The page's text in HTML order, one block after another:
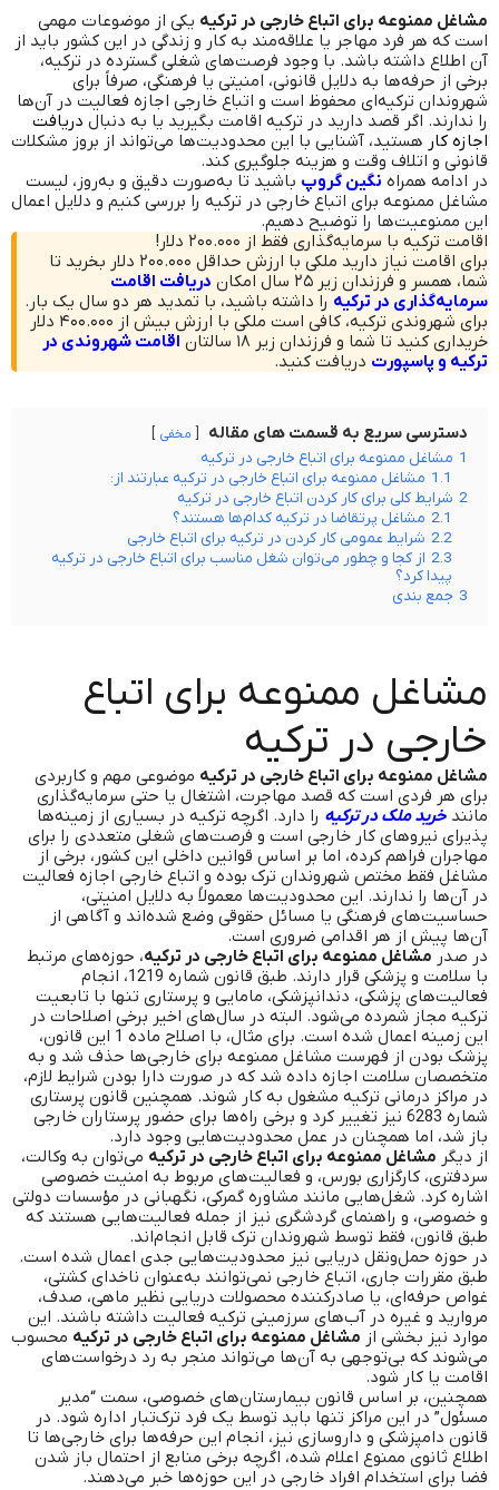
مشاغل ممنوعه برای اتباع خارجی در ترکیه یکی از موضوعات مهمی
است که هر فرد مهاجر یا علاقه‌مند به کار و زندگی در این کشور باید از
آن اطلاع داشته باشد. با وجود فرصت‌های شغلی گسترده در ترکیه،
برخی از حرفه‌ها به دلایل قانونی، امنیتی یا فرهنگی، صرفاً برای
شهروندان ترکیه‌ای محفوظ است و اتباع خارجی اجازه فعالیت در آن‌ها
را ندارند. اگر قصد دارید در ترکیه اقامت بگیرید یا به دنبال دریافت
اجازه کار هستید، آشنایی با این محدودیت‌ها می‌تواند از بروز مشکلات
قانونی و اتلاف وقت و هزینه جلوگیری کند.
در ادامه همراه نگین گروپ باشید تا به‌صورت دقیق و به‌روز، لیست
مشاغل ممنوعه برای اتباع خارجی در ترکیه را بررسی کنیم و دلایل اعمال
این ممنوعیت‌ها را توضیح دهیم.
اقامت ترکیه با سرمایه‌گذاری فقط از ۲۰۰.۰۰۰ دلار!
برای اقامت نیاز دارید ملکی با ارزش حداقل ۲۰۰.۰۰۰ دلار بخرید تا
شما، همسر و فرزندان زیر ۲۵ سال امکان
دریافت اقامت
سرمایه‌گذاری در ترکیه را داشته باشید، با تمدید هر دو سال یک بار.
برای شهروندی ترکیه، کافی است ملکی با ارزش بیش از ۴۰۰.۰۰۰ دلار
خریداری کنید تا شما و فرزندان زیر ۱۸ سالتان
اقامت شهروندی در
ترکیه و پاسپورت دریافت کنید.
دسترسی سریع به قسمت های مقاله مخفی
1 مشاغل ممنوعه برای اتباع خارجی در ترکیه
1.1 مشاغل ممنوعه برای اتباع خارجی در ترکیه عبارتند از:
2 شرایط کلی برای کار کردن اتباع خارجی در ترکیه
2.1 مشاغل پرتقاضا در ترکیه کدام‌ها هستند؟
2.2 شرایط عمومی کار کردن در ترکیه برای اتباع خارجی
2.3 از کجا و چطور می‌توان شغل مناسب برای اتباع خارجی در ترکیه
پیدا کرد؟
3 جمع بندی
مشاغل ممنوعه برای اتباع
خارجی در ترکیه
مشاغل ممنوعه برای اتباع خارجی در ترکیه موضوعی مهم و کاربردی
برای هر فردی است که قصد مهاجرت، اشتغال یا حتی سرمایه‌گذاری
مانند خرید ملک در ترکیه را دارد. اگرچه ترکیه در بسیاری از زمینه‌ها
پذیرای نیروهای کار خارجی است و فرصت‌های شغلی متعددی را برای
مهاجران فراهم کرده، اما بر اساس قوانین داخلی این کشور، برخی از
مشاغل فقط مختص شهروندان ترک بوده و اتباع خارجی اجازه فعالیت
در آن‌ها را ندارند. این محدودیت‌ها معمولاً به دلایل امنیتی،
حساسیت‌های فرهنگی یا مسائل حقوقی وضع شده‌اند و آگاهی از
آن‌ها پیش از هر اقدامی ضروری است.
در صدر مشاغل ممنوعه برای اتباع خارجی در ترکیه، حوزه‌های مرتبط
با سلامت و پزشکی قرار دارند. طبق قانون شماره 1219، انجام
فعالیت‌های پزشکی، دندانپزشکی، مامایی و پرستاری تنها با تابعیت
ترکیه مجاز شمرده می‌شود. البته در سال‌های اخیر برخی اصلاحات در
این زمینه اعمال شده است. برای مثال، با اصلاح ماده 1 این قانون،
پزشک بودن از فهرست مشاغل ممنوعه برای خارجی‌ها حذف شد و به
متخصصان سلامت اجازه داده شد که در صورت دارا بودن شرایط لازم،
در مراکز درمانی ترکیه مشغول به کار شوند. همچنین قانون پرستاری
شماره 6283 نیز تغییر کرد و برخی راه‌ها برای حضور پرستاران خارجی
باز شد، اما همچنان در عمل محدودیت‌هایی وجود دارد.
از دیگر مشاغل ممنوعه برای اتباع خارجی در ترکیه می‌توان به وکالت،
سردفتری، کارگزاری بورس، و فعالیت‌های مربوط به امنیت خصوصی
اشاره کرد. شغل‌هایی مانند مشاوره گمرکی، نگهبانی در مؤسسات دولتی
و خصوصی، و راهنمای گردشگری نیز از جمله فعالیت‌هایی هستند که
طبق قانون، فقط توسط شهروندان ترک قابل انجام‌اند.
در حوزه حمل‌ونقل دریایی نیز محدودیت‌هایی جدی اعمال شده است.
طبق مقررات جاری، اتباع خارجی نمی‌توانند به‌عنوان ناخدای کشتی،
غواص حرفه‌ای، یا صادرکننده محصولات دریایی نظیر ماهی، صدف،
مروارید و غیره در آب‌های سرزمینی ترکیه فعالیت داشته باشند. این
موارد نیز بخشی از مشاغل ممنوعه برای اتباع خارجی در ترکیه محسوب
می‌شوند که بی‌توجهی به آن‌ها می‌تواند منجر به رد درخواست‌های
اقامت یا کار شود.
همچنین، بر اساس قانون بیمارستان‌های خصوصی، سمت “مدیر
مسئول” در این مراکز تنها باید توسط یک فرد ترک‌تبار اداره شود. در
قانون دامپزشکی و داروسازی نیز، انجام این حرفه‌ها برای خارجی‌ها تا
اطلاع ثانوی ممنوع اعلام شده، اگرچه برخی منابع از احتمال باز شدن
فضا برای استخدام افراد خارجی در این حوزه‌ها خبر می‌دهند.